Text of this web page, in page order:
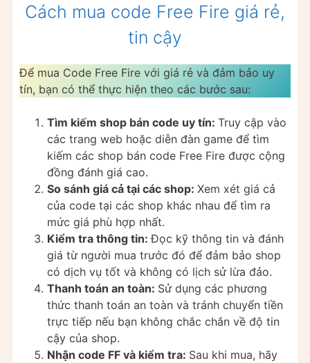
Cách mua code Free Fire giá rẻ,
tin cậy
Để mua Code Free Fire với giá rẻ và đảm bảo uy
tín, bạn có thể thực hiện theo các bước sau:
Tìm kiếm shop bán code uy tín: Truy cập vào
các trang web hoặc diễn đàn game để tìm
kiếm các shop bán code Free Fire được cộng
đồng đánh giá cao.
So sánh giá cả tại các shop: Xem xét giá cả
của code tại các shop khác nhau để tìm ra
mức giá phù hợp nhất.
Kiểm tra thông tin:Đọc kỹ thông tin và đánh
giá từ người mua trước đó để đảm bảo shop
có dịch vụ tốt và không có lịch sử lừa đảo.
Thanh toán an toàn: Sử dụng các phương
thức thanh toán an toàn và tránh chuyển tiền
trực tiếp nếu bạn không chắc chắn về độ tin
cậy của shop.
Nhận code FF và kiểm tra: Sau khi mua, hãy